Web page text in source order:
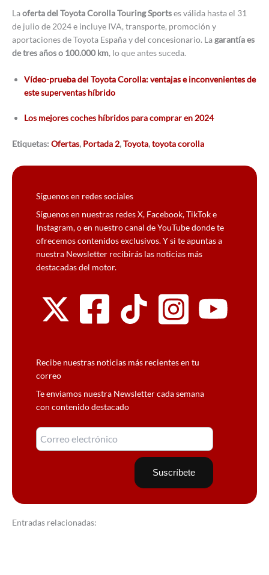
Laoferta del Toyota Corolla Touring Sportses válida hasta el 31
de julio de 2024 e incluye IVA, transporte, promoción y
aportaciones de Toyota España y del concesionario. Lagarantía es
de tres años o 100.000 km, lo que antes suceda.
Vídeo-prueba del Toyota Corolla: ventajas e inconvenientes de
este superventas híbrido
Los mejores coches híbridos para comprar en 2024
Etiquetas: Ofertas, Portada 2,Toyota,toyota corolla
Síguenos en redes sociales
Síguenos en nuestras redes X, Facebook, TikTok e
Instagram, o en nuestro canal de YouTube donde te
ofrecemos contenidos exclusivos. Y si te apuntas a
nuestra Newsletter recibirás las noticias más
destacadas del motor.
Recibe nuestras noticias más recientes en tu
correo
Te enviamos nuestra Newsletter cada semana
con contenido destacado
Entradas relacionadas: